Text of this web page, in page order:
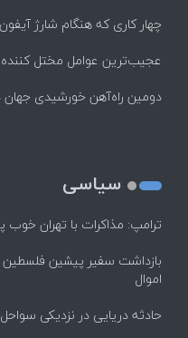
چهار کاری که هنگام شارژ
عجیب‌ترین عوامل مختل
دومین راه‌آهن خورشیدی جهان
سیاسی
ترامپ: مذاکرات با تهران
بازداشت سفیر پیشین فلسطین
اموال
حادثه دریایی در نزدیکی